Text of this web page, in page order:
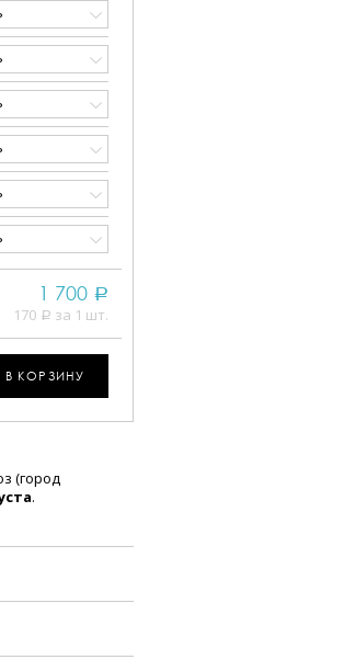
1 700 a
170 a за 1 шт.
В КОРЗИНУ
(город
.